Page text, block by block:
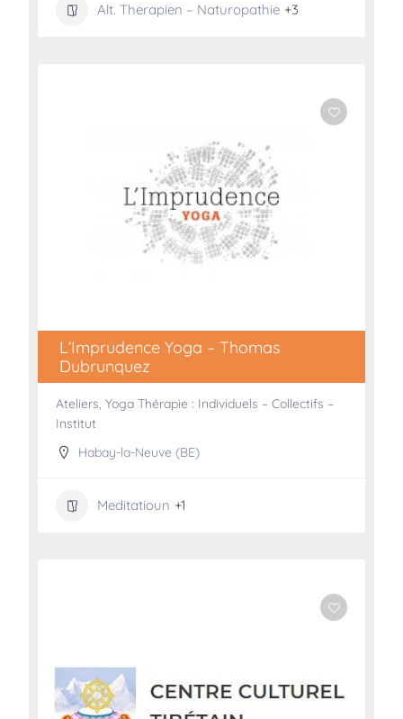
Alt. Therapien – Naturopathie +3
L’Imprudence Yoga – Thomas
Dubrunquez
Ateliers, Yoga Thérapie : Individuels – Collectifs –
Institut
Habay-la-Neuve (BE)
Meditatioun +1